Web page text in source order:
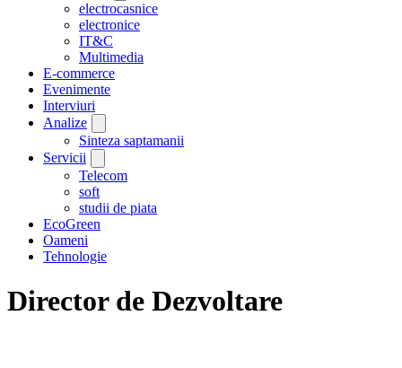
electrocasnice
electronice
IT&C
Multimedia
E-commerce
Evenimente
Interviuri
Analize
Sinteza saptamanii
Servicii
Telecom
soft
studii de piata
EcoGreen
Oameni
Tehnologie
Director de Dezvoltare